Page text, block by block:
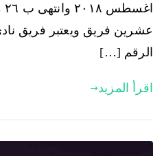
عشرين فريق ويعتبر فريق
الرقم […]
اقرأ المزيد